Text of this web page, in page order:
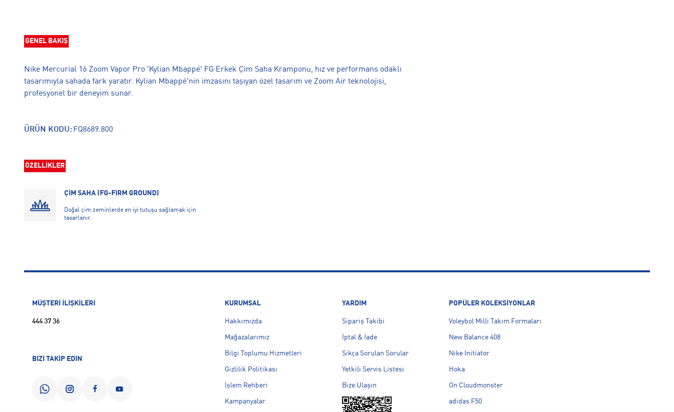
GENEL BAKIŞ
Nike Mercurial 16 Zoom Vapor Pro 'Kylian Mbappé' FG Erkek Çim Saha Kramponu, hız ve performans odaklı
tasarımıyla sahada fark yaratır. Kylian Mbappé'nin imzasını taşıyan özel tasarım ve Zoom Air teknolojisi,
profesyonel bir deneyim sunar.
ÜRÜN KODU: FQ8689.800
ÖZELLİKLER
ÇİM SAHA (FG-FIRM GROUND)
Doğal çim zeminlerde en iyi tutuşu sağlamak için
tasarlanır.
MÜŞTERİ İLİŞKİLERİ
444 37 36
BİZİ TAKİP EDİN
KURUMSAL
Hakkımızda
Mağazalarımız
Bilgi Toplumu Hizmetleri
Gizlilik Politikası
İşlem Rehberi
Kampanyalar
YARDIM
Sipariş Takibi
İptal & İade
Sıkça Sorulan Sorular
Yetkili Servis Listesi
Bize Ulaşın
POPÜLER KOLEKSİYONLAR
Voleybol Milli Takım Formaları
New Balance 408
Nike Initiator
Hoka
On Cloudmonster
adidas F50